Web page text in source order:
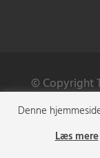
© Copyright
Denne
Læs mere